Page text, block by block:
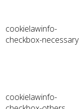
cookielawinfo-
checkbox-necessary
cookielawinfo-